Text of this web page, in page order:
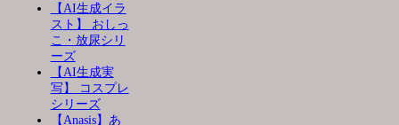
【AI生成イラ
スト】 おしっ
こ・放尿シリ
ーズ
【AI生成実
写】 コスプレ
シリーズ
【Anasis】あ